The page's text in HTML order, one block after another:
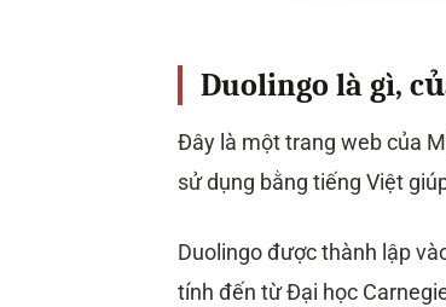
Duolingo là gì,
Đây là một trang web của
sử dụng bằng tiếng Việt
Duolingo được thành lập
tính đến từ Đại học